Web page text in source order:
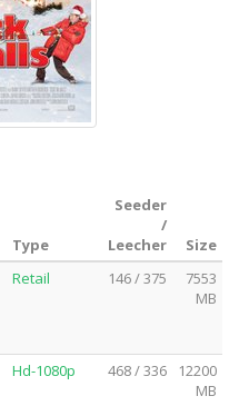
Type
Seeder
/
Leecher
Size
Retail 146 / 375
7553
MB
Hd-1080p 468 / 336
12200
MB